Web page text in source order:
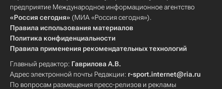
предприятие Международное информационное агентство
«Россия сегодня» (МИА «Россия сегодня»).
Правила использования материалов
Политика конфиденциальности
Правила применения рекомендательных технологий
Главный редактор: Гаврилова А.В.
Адрес электронной почты Редакции: r-sport.internet@ria.ru
По вопросам размещения пресс-релизов и рекламы